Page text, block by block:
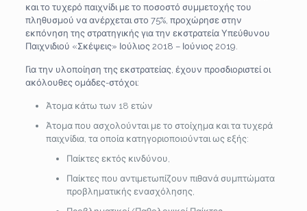
και το τυχερό παιχνίδι με το ποσοστό συμμετοχής του
πληθυσμού να ανέρχεται στο 75%, προχώρησε στην
εκπόνηση της στρατηγικής για την εκστρατεία Υπεύθυνου
Παιχνιδιού «Σκέψεις» Ιούλιος 2018 – Ιούνιος 2019.
Για την υλοποίηση της εκστρατείας, έχουν προσδιοριστεί οι
ακόλουθες ομάδες-στόχοι:
Άτομα κάτω των 18 ετών
Άτομα που ασχολούνται με το στοίχημα και τα τυχερά
παιχνίδια, τα οποία κατηγοριοποιούνται ως εξής:
Παίκτες εκτός κινδύνου,
Παίκτες που αντιμετωπίζουν πιθανά συμπτώματα
προβληματικής ενασχόλησης,